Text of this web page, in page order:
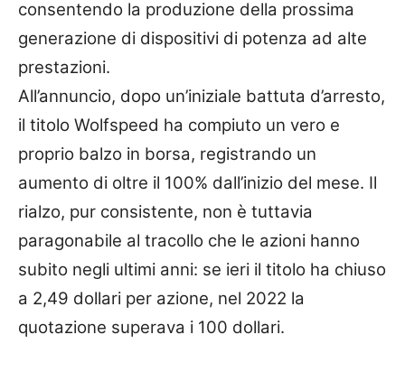
consentendo la produzione della prossima
generazione di dispositivi di potenza ad alte
prestazioni.
All’annuncio, dopo un’iniziale battuta d’arresto,
il titolo Wolfspeed ha compiuto un vero e
proprio balzo in borsa, registrando un
aumento di oltre il 100% dall’inizio del mese. Il
rialzo, pur consistente, non è tuttavia
paragonabile al tracollo che le azioni hanno
subito negli ultimi anni: se ieri il titolo ha chiuso
a 2,49 dollari per azione, nel 2022 la
quotazione superava i 100 dollari.